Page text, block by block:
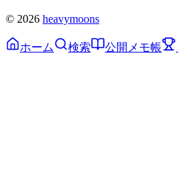
© 2026 heavymoons
ホーム 検索 公開メモ帳